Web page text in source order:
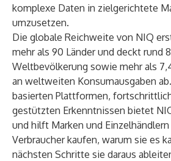
komplexe Daten in zielgerichtete
umzusetzen.
Die globale Reichweite von NIQ
mehr als 90 Länder und deckt rund
Weltbevölkerung sowie mehr als
an weltweiten Konsumausgaben
basierten Plattformen,
gestützten Erkenntnissen bietet
und hilft Marken und
Verbraucher kaufen, warum sie es
nächsten Schritte sie daraus